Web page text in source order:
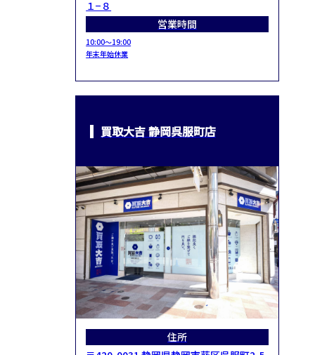
１−８
営業時間
10:00～19:00
年末年始休業
買取大吉 静岡呉服町店
住所